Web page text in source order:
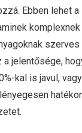
Ebben lehet
a jelentősége,
kal is javul,